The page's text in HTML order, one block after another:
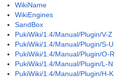
WikiName
WikiEngines
SandBox
PukiWiki/1.4/Manual/Plugin/V-Z
PukiWiki/1.4/Manual/Plugin/S-U
PukiWiki/1.4/Manual/Plugin/O-R
PukiWiki/1.4/Manual/Plugin/L-N
PukiWiki/1.4/Manual/Plugin/H-K